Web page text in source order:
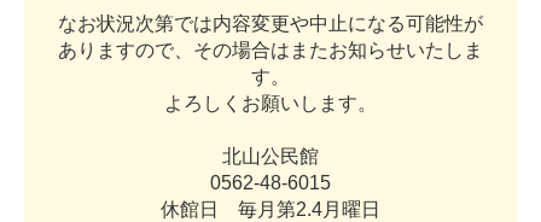
なお状況次第では内容変更や中 止になる可能性が
あ り ま すので その場合は ま たお知らせいた し ま
す。
よ ろ し く お願い し ま す。
北山公民館
0562-48-6015
休館日 毎月 第2.4月 曜 日